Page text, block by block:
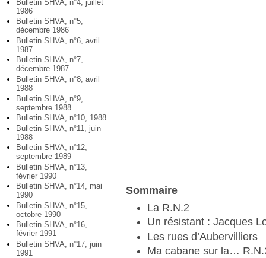
Bulletin SHVA, n°4, juillet
1986
Bulletin SHVA, n°5,
décembre 1986
Bulletin SHVA, n°6, avril
1987
Bulletin SHVA, n°7,
décembre 1987
Bulletin SHVA, n°8, avril
1988
Bulletin SHVA, n°9,
septembre 1988
Bulletin SHVA, n°10, 1988
Bulletin SHVA, n°11, juin
1988
Bulletin SHVA, n°12,
septembre 1989
Bulletin SHVA, n°13,
février 1990
Bulletin SHVA, n°14, mai
1990
Bulletin SHVA, n°15,
octobre 1990
Bulletin SHVA, n°16,
février 1991
Bulletin SHVA, n°17, juin
1991
Sommaire
La R.N.2
Un résistant : Jacques
Les rues d’Aubervilliers
Ma cabane sur la…